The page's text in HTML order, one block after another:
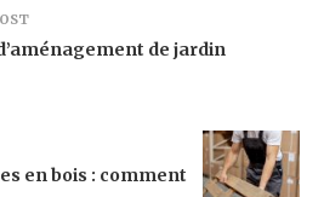
de jardin
en bois : comment